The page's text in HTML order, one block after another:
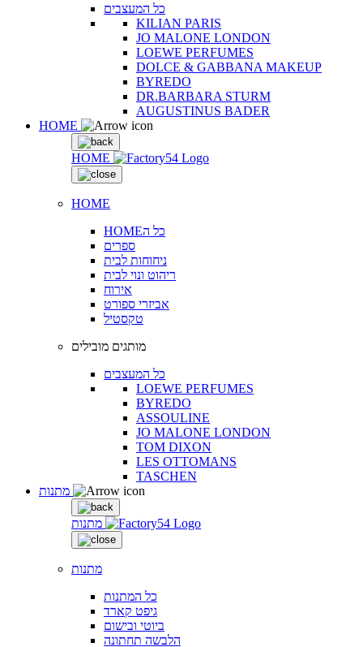
כל המעצבים
KILIAN PARIS
JO MALONE LONDON
LOEWE PERFUMES
DOLCE & GABBANA MAKEUP
BYREDO
DR.BARBARA STURM
AUGUSTINUS BADER
HOME
HOME
HOME
HOMEכל ה
ספרים
ניחוחות לבית
ריהוט ונוי לבית
אירוח
אביזרי ספורט
טקסטיל
מותגים מובילים
כל המעצבים
LOEWE PERFUMES
BYREDO
ASSOULINE
JO MALONE LONDON
TOM DIXON
LES OTTOMANS
TASCHEN
מתנות
מתנות
כל המתנות
גיפט קארד
ביוטי ובישום
הלבשה תחתונה